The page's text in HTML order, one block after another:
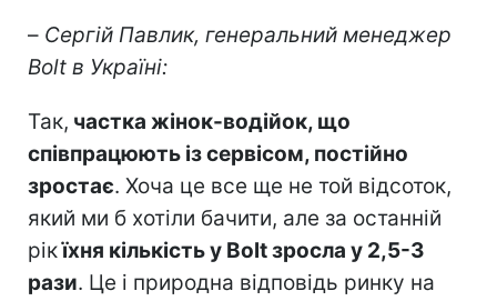
– Сергій Павлик, генеральний менеджер
Bolt в Україні:
Так, частка жінок-водійок, що
співпрацюють із сервісом, постійно
зростає. Хоча це все ще не той відсоток,
який ми б хотіли бачити, але за останній
рікїхня кількість у Bolt зросла у 2,5-3
рази. Це і природна відповідь ринку на